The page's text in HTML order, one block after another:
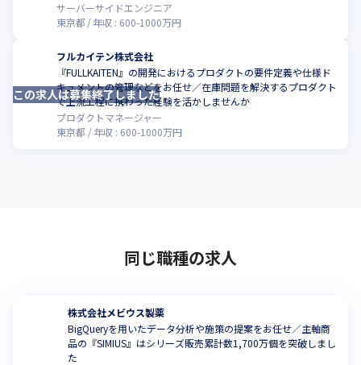
サーバーサイドエンジニア
東京都
年収 : 600-1000万円
フルカイテン株式会社
『FULLKAITEN』の開発におけるプロダクトの要件定義や仕様ド
キュメントの管理などをお任せ／在庫問題を解決するプロダクト
で上流工程に携わった経験を活かしませんか
プロダクトマネージャー
東京都
年収 : 600-1000万円
この求人は募集終了しました
同じ職種の求人
株式会社メビウス製薬
BigQueryを用いたデータ分析や施策の提案をお任せ／主軸商
品の『SIMIUS』はシリーズ販売累計数1,700万個を突破しまし
た